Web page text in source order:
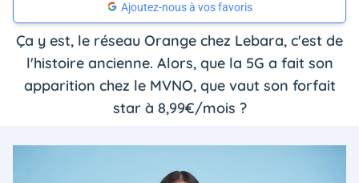
Ajoutez-nous à vos favoris
Ça y est, le réseau Orange chez Lebara, c'est de
l'histoire ancienne. Alors, que la 5G a fait son
apparition chez le MVNO, que vaut son forfait
star à 8,99€/mois ?